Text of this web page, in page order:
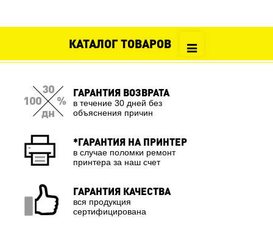
КАТАЛОГ ТОВАРОВ
ГАРАНТИЯ ВОЗВРАТА
в течение 30 дней без
объяснения причин
*ГАРАНТИЯ НА ПРИНТЕР
в случае поломки ремонт
принтера за наш счет
ГАРАНТИЯ КАЧЕСТВА
вся продукция
сертифицирована